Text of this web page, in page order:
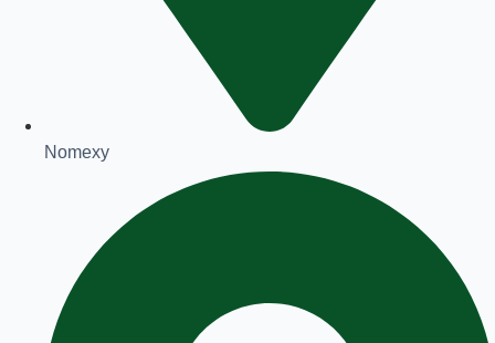
Nomexy